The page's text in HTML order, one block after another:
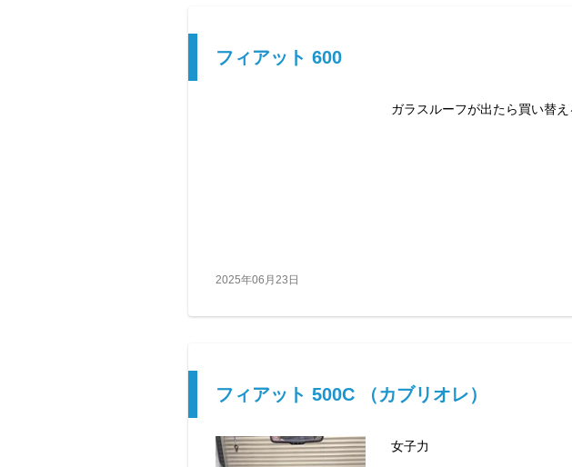
フィアット 600
ガラスルーフが出たら買い替え
2025年06月23日
フィアット 500C （カブリオレ）
女子力